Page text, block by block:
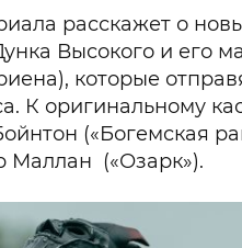
расскажет о
Высокого и его
которые
К оригинальному
(«Богемская
Маллан («Озарк»).